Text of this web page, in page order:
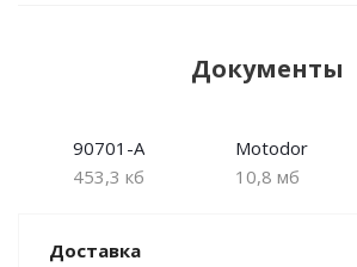
Документы
90701-A
453,3 кб
Motodor
10,8 мб
Доставка